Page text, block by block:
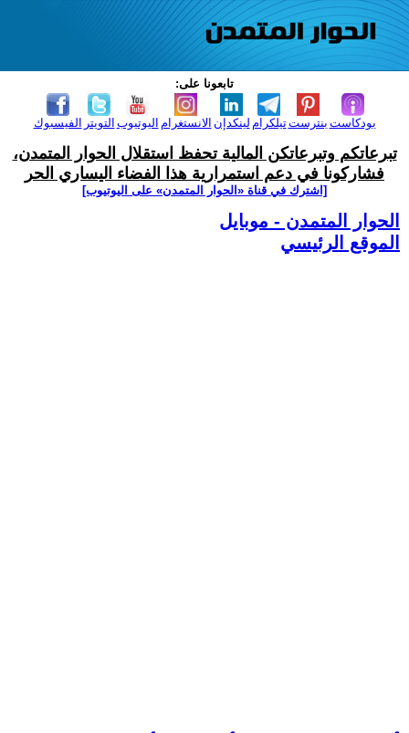
تابعونا على:
الفيسبوك التويتر اليوتيوب الانستغرام لينكدإن تيلكرامبنترست بودكاست
تبرعاتكم وتبرعاتكن المالية تحفظ استقلال الحوار المتمدن،
فشاركونا في دعم استمرارية هذا الفضاء اليساري الحر
[اشترك في قناة ‫«الحوار المتمدن» على اليوتيوب]
الحوار المتمدن - موبايل
الموقع الرئيسي